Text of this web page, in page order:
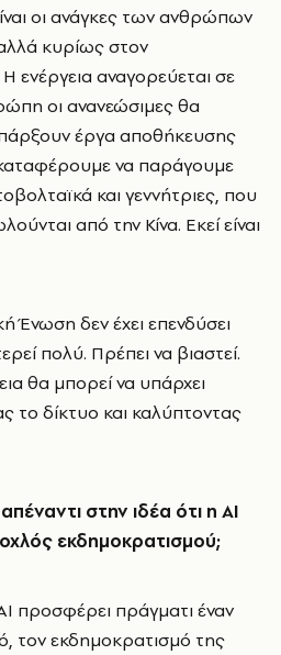
οι ανάγκες των ανθρώπων
κυρίως στον
ενέργεια αναγορεύεται σε
οι ανανεώσιμες θα
έργα αποθήκευσης
να παράγουμε
και γεννήτριες, που
από την Κίνα. Εκεί είναι
δεν έχει επενδύσει
πολύ. Πρέπει να βιαστεί.
θα μπορεί να υπάρχει
το δίκτυο και καλύπτοντας
στην ιδέα ότι η AI
εκδημοκρατισμού;
προσφέρει πράγματι έναν
τον εκδημοκρατισμό της